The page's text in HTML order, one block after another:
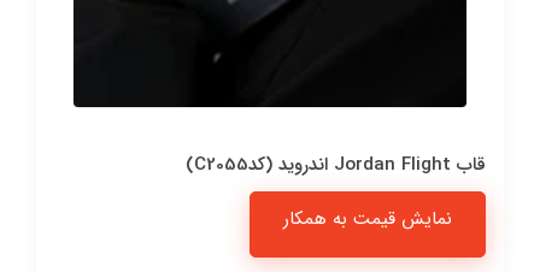
قاب Jordan Flight اندروید (کدC2055)
نمایش قیمت به همکار